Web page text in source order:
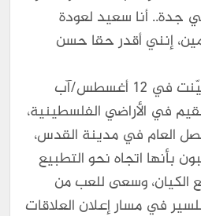
جدة.. أنا سعيد لعودة
إنني أقدر حقا حسن
وكانت السعودية قد عيّنت في 12 أغسطس/آب
مقيم في الأراضي الفلسطينية،
العام في مدينة القدس،
بأنها اتجاه نحو التطبيع
الكيان، وسعى للعب من
في مسار إعلان العلاقات